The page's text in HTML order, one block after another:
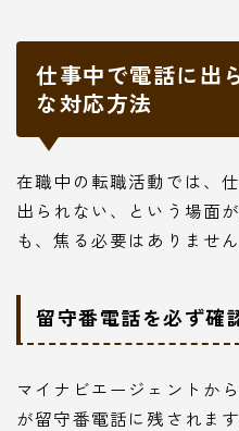
仕事中で電話に出
な対応方法
在職中の転職活動では、
出られない、という場面
も、焦る必要はありません
留守番電話を必ず確
マイナビエージェントか
が留守番電話に残されま